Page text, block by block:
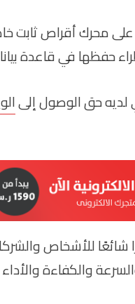
على محرك أقراص ثابت
حفظها في قاعدة
لديه حق الوصول إلى
شائعًا للأشخاص
والكفاءة